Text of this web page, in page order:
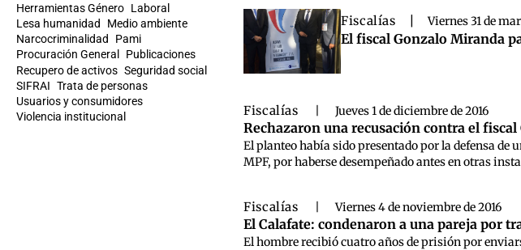
Herramientas Género Laboral
Lesa humanidad
Medio ambiente
Narcocriminalidad
Pami
Procuración General
Publicaciones
Recupero de activos Seguridad social
SIFRAI Trata de personas
Usuarios y consumidores
Violencia institucional
Fiscalías Viernes 31 de
El fiscal Gonzalo Miranda
Fiscalías Jueves 1 de diciembre de 2016
Rechazaron una recusación contra el
El planteo había sido presentado por la defensa de
MPF, por haberse desempeñado antes en otras
Fiscalías Viernes 4 de noviembre de 2016
El Calafate: condenaron a una pareja por
El hombre recibió cuatro años de prisión por